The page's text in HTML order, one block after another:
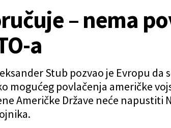
– nema
a
Stub pozvao je Evropu da
mogućeg povlačenja američke
Američke Države neće napustiti